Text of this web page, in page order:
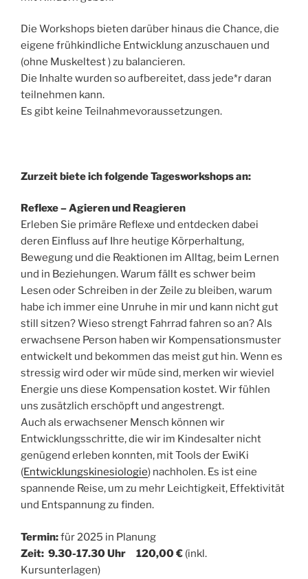
Die Workshops bieten darüber hinaus die Chance, die
eigene frühkindliche Entwicklung anzuschauen und
(ohne Muskeltest ) zu balancieren.
Die Inhalte wurden so aufbereitet, dass jede*r daran
teilnehmen kann.
Es gibt keine Teilnahmevoraussetzungen.
Zurzeit biete ich folgende Tagesworkshops an:
Reflexe – Agieren und Reagieren
Erleben Sie primäre Reflexe und entdecken dabei
deren Einfluss auf Ihre heutige Körperhaltung,
Bewegung und die Reaktionen im Alltag, beim Lernen
und in Beziehungen. Warum fällt es schwer beim
Lesen oder Schreiben in der Zeile zu bleiben, warum
habe ich immer eine Unruhe in mir und kann nicht gut
still sitzen? Wieso strengt Fahrrad fahren so an? Als
erwachsene Person haben wir Kompensationsmuster
entwickelt und bekommen das meist gut hin. Wenn es
stressig wird oder wir müde sind, merken wir wieviel
Energie uns diese Kompensation kostet. Wir fühlen
uns zusätzlich erschöpft und angestrengt.
Auch als erwachsener Mensch können wir
Entwicklungsschritte, die wir im Kindesalter nicht
genügend erleben konnten, mit Tools der EwiKi
(Entwicklungskinesiologie) nachholen. Es ist eine
spannende Reise, um zu mehr Leichtigkeit, Effektivität
und Entspannung zu finden.
Termin:für 2025 in Planung
Zeit: 9.30-17.30 Uhr 120,00 € (inkl.
Kursunterlagen)